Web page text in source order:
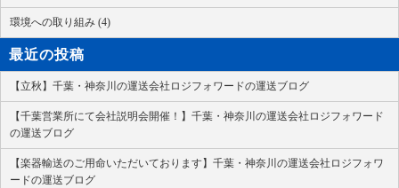
環境への取り組み (4)
最近の投稿
【立秋】千葉・神奈川の運送会社ロジフォワードの運送ブログ
【千葉営業所にて会社説明会開催！】千葉・神奈川の運送会社ロジフォワード
の運送ブログ
【楽器輸送のご用命いただいております】千葉・神奈川の運送会社ロジフォワ
ードの運送ブログ